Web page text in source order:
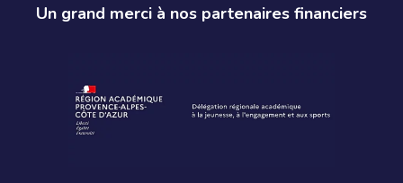
Un grand merci à nos partenaires financiers